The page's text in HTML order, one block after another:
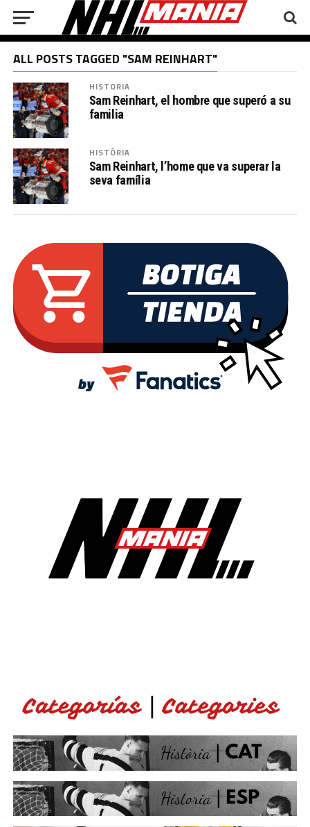
ALL POSTS TAGGED "SAM REINHART"
HISTORIA
Sam Reinhart, el hombre que superó a su
familia
HISTÒRIA
Sam Reinhart, l’home que va superar la
seva família